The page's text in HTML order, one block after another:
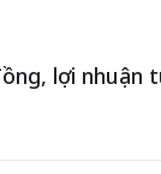
lợi nhuận